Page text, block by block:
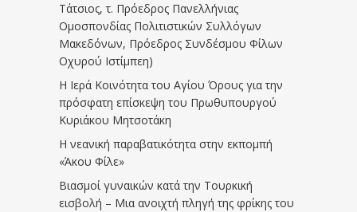
Τάτσιος, τ. Πρόεδρος Πανελλήνιας
Ομοσπονδίας Πολιτιστικών Συλλόγων
Μακεδόνων, Πρόεδρος Συνδέσμου Φίλων
Οχυρού Ιστίμπεη)
Η Ιερά Κοινότητα του Αγίου Όρους για την
πρόσφατη επίσκεψη του Πρωθυπουργού
Κυριάκου Μητσοτάκη
Η νεανική παραβατικότητα στην εκπομπή
«Άκου Φίλε»
Βιασμοί γυναικών κατά την Τουρκική
εισβολή – Μια ανοιχτή πληγή της φρίκης του